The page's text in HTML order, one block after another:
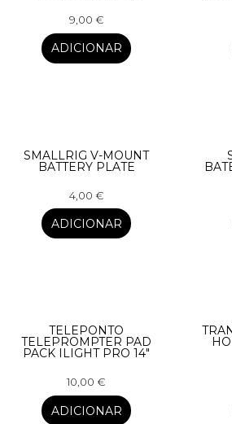
9,00 €
ADICIONAR
SMALLRIG V-MOUNT
BATTERY PLATE
4,00 €
ADICIONAR
TELEPONTO
TELEPROMPTER PAD
PACK ILIGHT PRO 14″
10,00€
ADICIONAR